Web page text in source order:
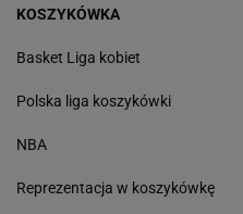
KOSZYKÓWKA
Basket Liga kobiet
Polska liga koszykówki
NBA
Reprezentacja w koszykówkę